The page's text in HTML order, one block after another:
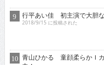
行平あい佳 初主演で大胆
2018/9/15 に投稿された
力！...
2015/2/16 に投稿された